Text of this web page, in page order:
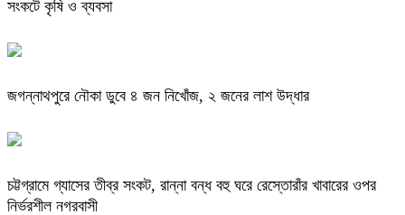
সংকটে কৃষি ও ব্যবসা
জগন্নাথপুরে নৌকা ডুবে ৪ জন নিখোঁজ, ২ জনের লাশ উদ্ধার
চট্টগ্রামে গ্যাসের তীব্র সংকট, রান্না বন্ধ বহু ঘরে রেস্তোরাঁর খাবারের ওপর
নির্ভরশীল নগরবাসী